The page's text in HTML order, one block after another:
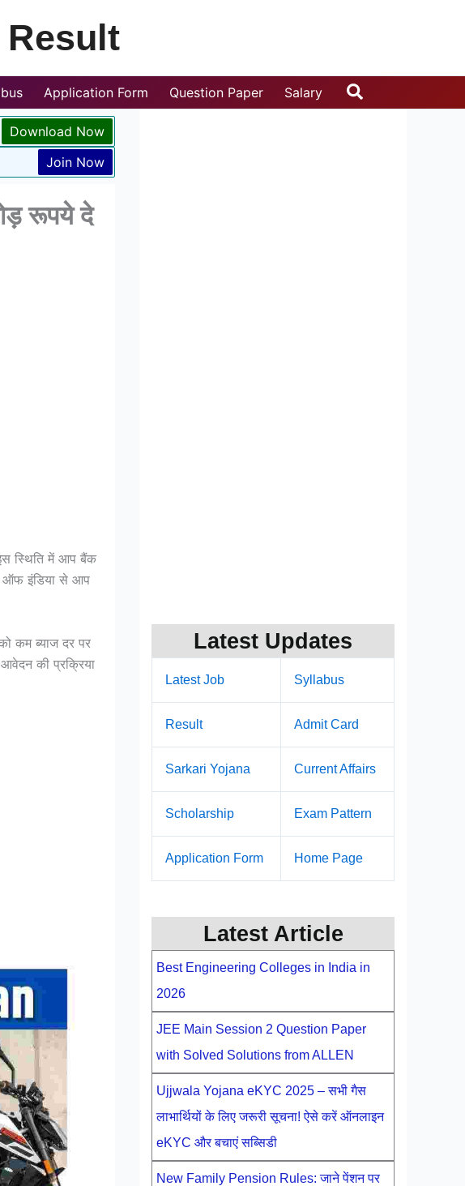
Application Form Question Paper Salary Search
Download Now
Join Now
रूपये दे
स्थिति में आप बैंक
ऑफ इंडिया से आप
कम ब्याज दर पर
की प्रक्रिया
Latest Updates
Latest Job Syllabus
Result Admit Card
Sarkari Yojana Current Affairs
Scholarship Exam Pattern
Application Form Home Page
Latest Article
Best Engineering Colleges in India in
2026
JEE Main Session 2 Question Paper
with Solved Solutions from ALLEN
Ujjwala Yojana eKYC 2025 – सभी गैस
लाभार्थियों के लिए जरूरी सूचना! ऐसे करें ऑनलाइन
eKYC और बचाएं सब्सिडी
New Family Pension Rules: जाने पेंशन पर